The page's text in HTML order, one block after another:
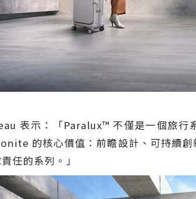
表示：「Paralux™ 不僅是一個旅
的核心價值：前瞻設計、可持續
任的系列。」